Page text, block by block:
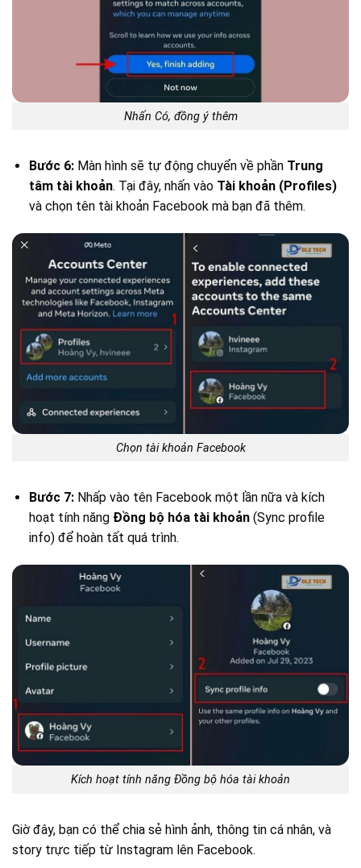
Nhấn Có, đồng ý thêm
Bước 6:Màn hình sẽ tự động chuyển về phần Trung
tâm tài khoản. Tại đây, nhấn vào Tài khoản (Profiles)
và chọn tên tài khoản Facebook mà bạn đã thêm.
Chọn tài khoản Facebook
Bước 7:Nhấp vào tên Facebook một lần nữa và kích
hoạt tính năng Đồng bộ hóa tài khoản(Sync profile
info) để hoàn tất quá trình.
Kích hoạt tính năng Đồng bộ hóa tài khoản
Giờ đây, bạn có thể chia sẻ hình ảnh, thông tin cá nhân, và
story trực tiếp từ Instagram lên Facebook.